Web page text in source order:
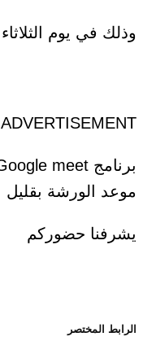
وذلك في يوم الثلاثاء 16 تشرين الثاني 2021 ..
ADVERTISEMENT
موعد الورشة بقليل
يشرفنا حضوركم
الرابط المختصر